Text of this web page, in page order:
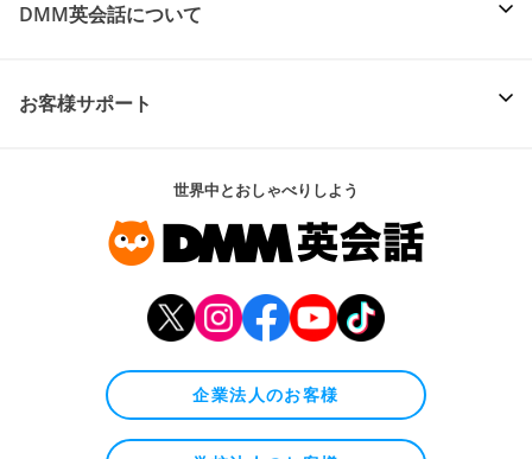
DMM英会話について
お客様サポート
世界中とおしゃべりしよう
企業法人のお客様